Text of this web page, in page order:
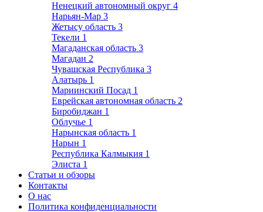
Ненецкий автономный округ 4
Нарьян-Мар 3
Жетысу область 3
Текели 1
Магаданская область 3
Магадан 2
Чувашская Республика 3
Алатырь 1
Мариинский Посад 1
Еврейская автономная область 2
Биробиджан 1
Облучье 1
Нарынская область 1
Нарын 1
Республика Калмыкия 1
Элиста 1
Статьи и обзоры
Контакты
О нас
Политика конфиденциальности